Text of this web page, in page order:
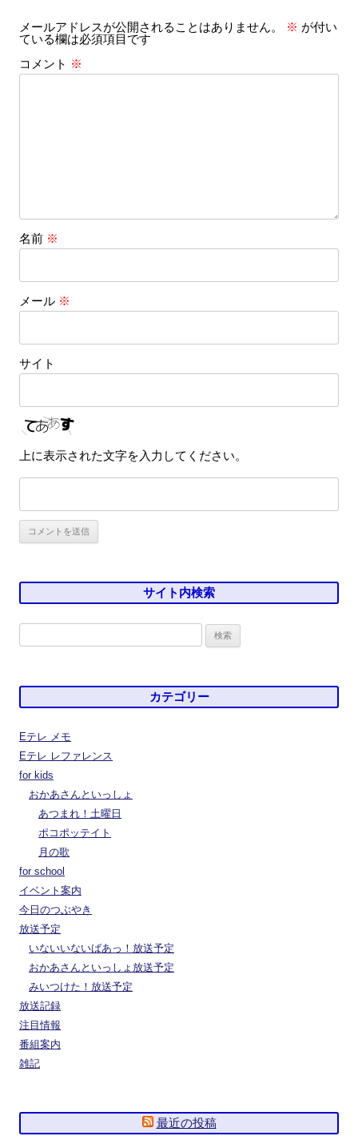
ゲ
シ
メールアドレスが公開されることはありません。 ※ が付い
ている欄は必須項目です
コメント ※
名前 ※
メール ※
サイト
上に表示された文字を入力してください。
サイト内検索
カテゴリー
Eテレ メモ
Eテレ レファレンス
for kids
おかあさんといっしょ
あつまれ！土曜日
ポコポッテイト
月の歌
for school
イベント案内
今日のつぶやき
放送予定
いないいないばあっ！放送予定
おかあさんといっしょ放送予定
みいつけた！放送予定
放送記録
注目情報
番組案内
雑記
最近の投稿